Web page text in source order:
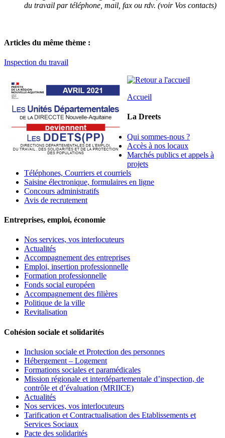
du travail par téléphone, mail, fax ou rdv. (voir Vos contacts)
Articles du même thème :
Inspection du travail
Accueil
La Dreets
Qui sommes-nous ?
Accès à nos locaux
Marchés publics et appels à
projets
Téléphones, Courriers et courriels
Saisine électronique, formulaires en ligne
Concours administratifs
Avis de recrutement
Entreprises, emploi, économie
Nos services, vos interlocuteurs
Actualités
Accompagnement des entreprises
Emploi, insertion professionnelle
Formation professionnelle
Fonds social européen
Accompagnement des filières
Politique de la ville
Revitalisation
Cohésion sociale et solidarités
Inclusion sociale et Protection des personnes
Hébergement – Logement
Formations sociales et paramédicales
Mission régionale et interdépartementale d’inspection, de
contrôle et d’évaluation (MRIICE)
Actualités
Nos services, vos interlocuteurs
Tarification et Contractualisation des Etablissements et
Services Sociaux
Pacte des solidarités